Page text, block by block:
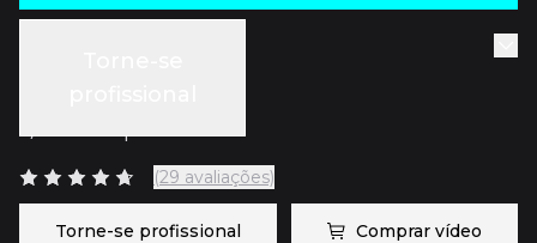
(29 avaliações)
Torne-se profissional Comprar vídeo